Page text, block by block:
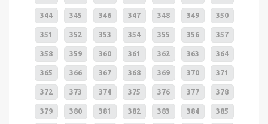
344 345 346 347 348 349 350
351 352 353 354 355 356 357
358 359 360 361 362 363 364
365 366 367 368 369 370 371
372 373 374 375 376 377 378
379 380 381 382 383 384 385